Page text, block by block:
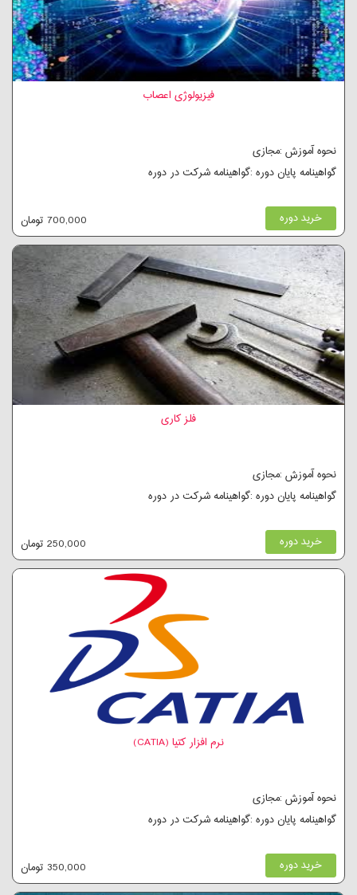
فیزیولوژی اعصاب
نحوه آموزش :مجازی
گواهینامه پایان دوره :گواهینامه شرکت در دوره
خرید دوره 700,000 تومان
فلز کاری
نحوه آموزش :مجازی
گواهینامه پایان دوره :گواهینامه شرکت در دوره
خرید دوره 250,000 تومان
نرم افزار کتیا (CATIA)
نحوه آموزش :مجازی
گواهینامه پایان دوره :گواهینامه شرکت در دوره
خرید دوره 350,000 تومان